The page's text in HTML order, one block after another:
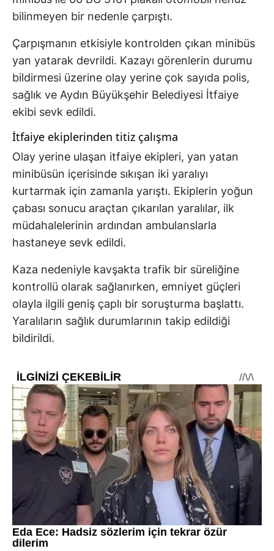
bilinmeyen bir nedenle çarpıştı.
Çarpışmanın etkisiyle kontrolden çıkan minibüs
yan yatarak devrildi. Kazayı görenlerin durumu
bildirmesi üzerine olay yerine çok sayıda polis,
sağlık ve Aydın Büyükşehir Belediyesi İtfaiye
ekibi sevk edildi.
İtfaiye ekiplerinden titiz çalışma
Olay yerine ulaşan itfaiye ekipleri, yan yatan
minibüsün içerisinde sıkışan iki yaralıyı
kurtarmak için zamanla yarıştı. Ekiplerin yoğun
çabası sonucu araçtan çıkarılan yaralılar, ilk
müdahalelerinin ardından ambulanslarla
hastaneye sevk edildi.
Kaza nedeniyle kavşakta trafik bir süreliğine
kontrollü olarak sağlanırken, emniyet güçleri
olayla ilgili geniş çaplı bir soruşturma başlattı.
Yaralıların sağlık durumlarının takip edildiği
bildirildi.